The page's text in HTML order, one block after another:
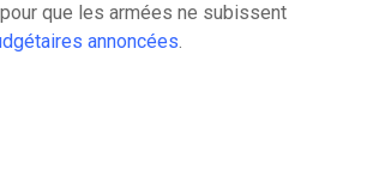
que les armées ne subissent
annoncées.